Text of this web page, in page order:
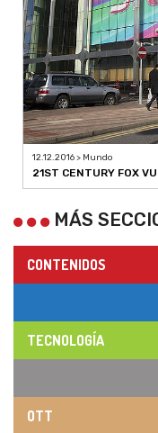
12.12.2016 > Mundo
21ST CENTURY FOX
MÁS
CONTENIDOS
TECNOLOGÍA
OTT